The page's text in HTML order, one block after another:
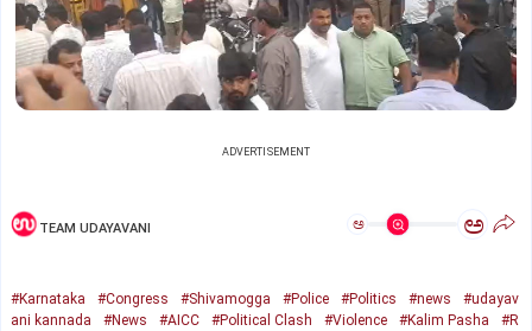
ADVERTISEMENT
TEAM UDAYAVANI ಅ ಅ
#Karnataka #Congress #Shivamogga #Police #Politics #news
#udayav
ani kannada
#News #AICC #Political Clash #Violence #Kalim Pasha
#R